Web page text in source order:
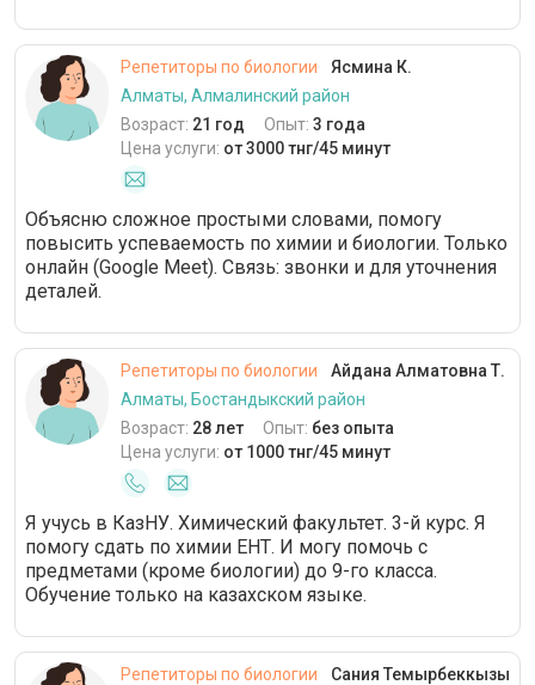
Репетиторы по биологии
Ясмина К.
Алматы, Алмалинский район
Возраст: 21 год Опыт: 3 года
Цена услуги: от 3000 тнг/45 минут
Объясню сложное простыми словами, помогу
повысить успеваемость по химии и биологии. Только
онлайн (Google Meet). Связь: звонки и для уточнения
деталей.
Репетиторы по биологии
Айдана Алматовна Т.
Алматы, Бостандыкский район
Возраст: 28 лет Опыт: без опыта
Цена услуги: от 1000 тнг/45 минут
Я учусь в КазНУ. Химический факультет. 3-й курс. Я
помогу сдать по химии ЕНТ. И могу помочь с
предметами (кроме биологии) до 9-го класса.
Обучение только на казахском языке.
Репетиторы по биологии
Сания Темырбеккызы